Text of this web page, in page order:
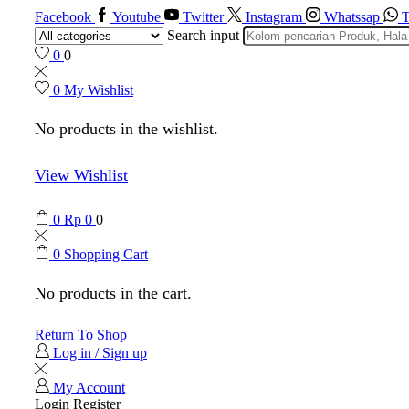
Facebook Youtube Twitter Instagram Whatssap
Search input
0 0
0 My Wishlist
No products in the wishlist.
View Wishlist
0 Rp 0 0
0 Shopping Cart
No products in the cart.
Return To Shop
Log in / Sign up
My Account
Login Register